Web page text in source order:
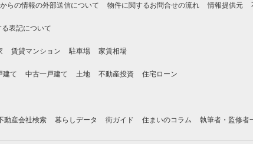
らの情報の外部送信について 物件に関するお問合せの流れ 情報提供元
表記について
賃貸マンション 駐車場 家賃相場
建て 中古一戸建て 土地 不動産投資 住宅ローン
動産会社検索 暮らしデータ 街ガイド 住まいのコラム 執筆者・監修者